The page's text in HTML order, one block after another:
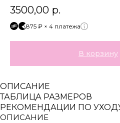
3500,00 р.
875 ₽ × 4 платежа
В корзину
ОПИСАНИЕ
ТАБЛИЦА РАЗМЕРОВ
РЕКОМЕНДАЦИИ ПО
ОПИСАНИЕ